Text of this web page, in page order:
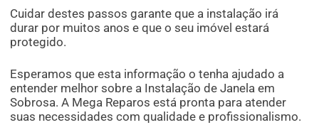
Cuidar destes passos garante que a instalação irá
durar por muitos anos e que o seu imóvel estará
protegido.
Esperamos que esta informação o tenha ajudado a
entender melhor sobre a Instalação de Janela em
Sobrosa. A Mega Reparos está pronta para atender
suas necessidades com qualidade e profissionalismo.